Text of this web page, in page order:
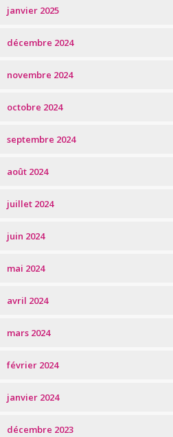
janvier 2025
décembre 2024
novembre 2024
octobre 2024
septembre 2024
août 2024
juillet 2024
juin 2024
mai 2024
avril 2024
mars 2024
février 2024
janvier 2024
décembre 2023